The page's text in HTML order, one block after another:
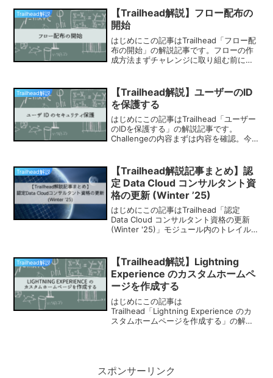
※Trailmix：【Salesforce公式】認...
Trailhead解説
【Trailhead解説】フロー配布の
開始
はじめにこの記事はTrailhead「フロー配
布の開始」の解説記事です。フローの作
成方法まずチャレンジに取り組む前にフ
規フロー「新規フロー」をクリックする
と以...
Trailhead解説
【Trailhead解説】ユーザーのID
を保護する
はじめにこの記事はTrailhead「ユーザー
のIDを保護する」の解説記事です。
Challengeの内容まずは内容を確認。今
て、実際に多要素認証でログインすると
いった内...
Trailhead解説
【Trailhead解説記事まとめ】認
定 Data Cloud コンサルタント資
格の更新 (Winter ’25)
はじめにこの記事はTrailhead「認定
Data Cloud コンサルタント資格の更新
(Winter '25)」モジュール内のトレイル解
ルタ...
Trailhead解説
【Trailhead解説】Lightning
Experience のカスタムホームペ
ージを作成する
はじめにこの記事は
Trailhead「Lightning Experience のカ
スタムホームページを作成する」の解説
スポンサーリンク